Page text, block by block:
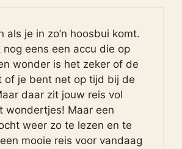
als je in zo’n hoosbui komt.
nog eens een accu die op
wonder is het zeker of de
of je bent net op tijd bij de
daar zit jouw reis vol
wondertjes! Maar een
weer zo te lezen en te
mooie reis voor vandaag